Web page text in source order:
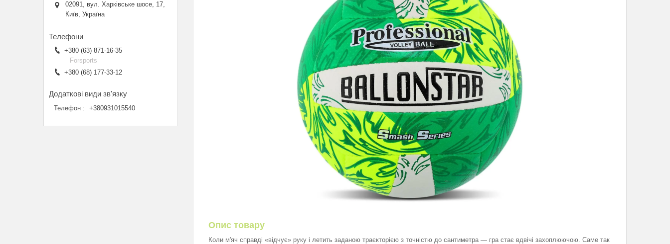
Опис товару
Коли м'яч справді «відчує» руку і летить заданою траєкторією з точністю до сантиметра — гра стає вдвічі захоплюючою. Саме так
02091, вул. Харківське шосе, 17,
Київ, Україна
+380 (63) 871-16-35
Forsports
+380 (68) 177-33-12
Телефон +380931015540